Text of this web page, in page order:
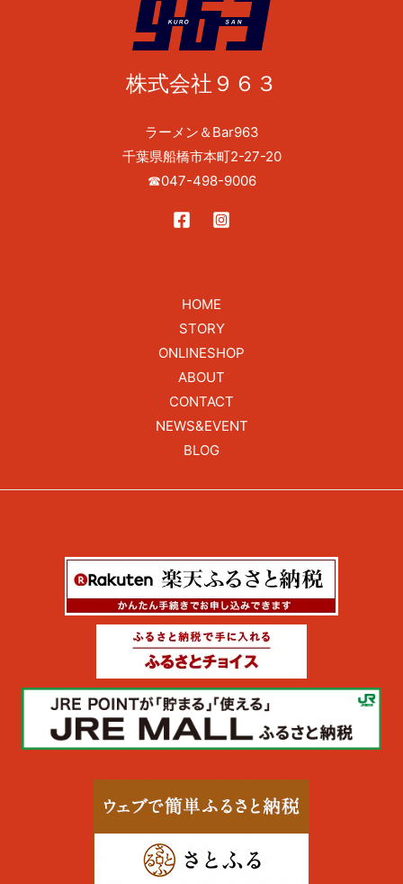
株式会社９６３
ラーメン＆Bar963
千葉県船橋市本町2-27-20
☎047-498-9006
HOME
STORY
ONLINESHOP
ABOUT
CONTACT
NEWS&EVENT
BLOG